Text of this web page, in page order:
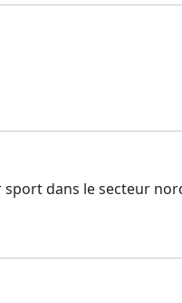
dans le secteur